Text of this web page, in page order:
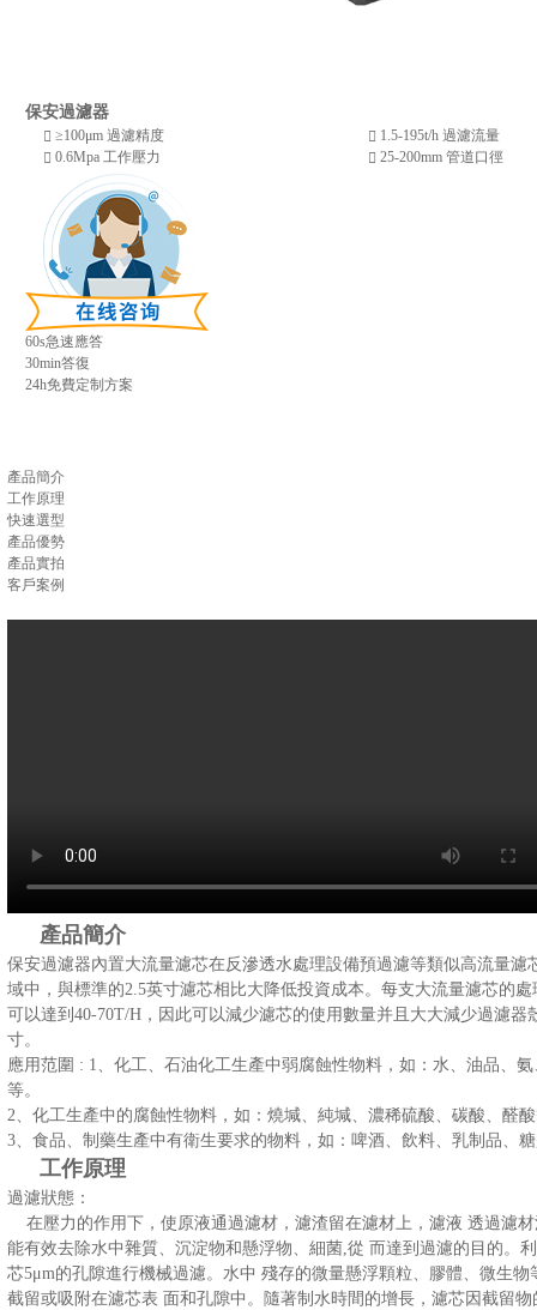
保安過濾器
≥100μm 過濾精度 1.5-195t/h 過濾流量
0.6Mpa 工作壓力 25-200mm 管道口徑
60s急速應答
30min答復
24h免費定制方案
產品簡介
工作原理
快速選型
產品優勢
產品實拍
客戶案例
產品簡介
保安過濾器內置大流量濾芯在反滲透水處理設備預過濾等類似高流量濾
域中，與標準的2.5英寸濾芯相比大降低投資成本。每支大流量濾芯的
可以達到40-70T/H，因此可以減少濾芯的使用數量并且大大減少過濾器
寸。
應用范圍 : 1、化工、石油化工生產中弱腐蝕性物料，如：水、油品、氨
等。
2、化工生產中的腐蝕性物料，如：燒堿、純堿、濃稀硫酸、碳酸、醛酸
3、食品、制藥生產中有衛生要求的物料，如：啤酒、飲料、乳制品、糖
工作原理
過濾狀態：
在壓力的作用下，使原液通過濾材，濾渣留在濾材上，濾液 透過濾材流
能有效去除水中雜質、沉淀物和懸浮物、細菌,從 而達到過濾的目的。
芯5μm的孔隙進行機械過濾。水中 殘存的微量懸浮顆粒、膠體、微生物
截留或吸附在濾芯表 面和孔隙中。隨著制水時間的增長，濾芯因截留物